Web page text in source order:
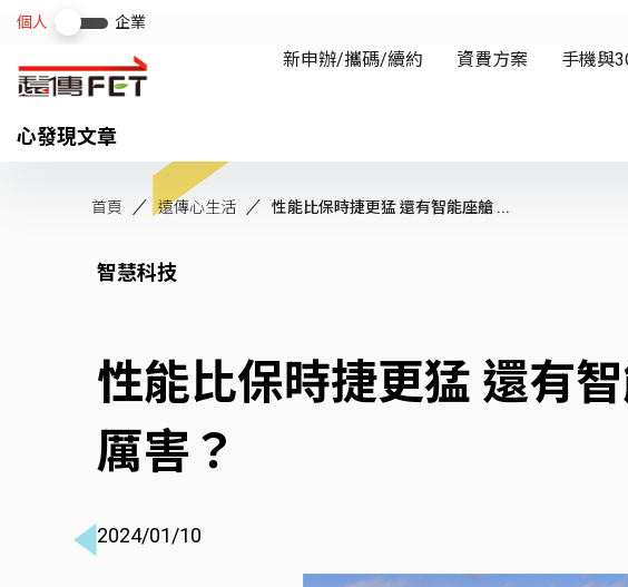
心發現文章
首頁 遠傳心生活 性能比保時捷更猛 還有智能座艙 ...
智慧科技
性能比保時捷更猛 還有
厲害？
2024/01/10